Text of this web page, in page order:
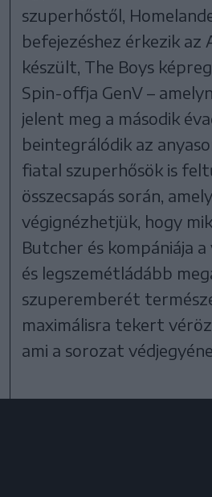
szuperhőstől,
befejezéshez érkezik az
készült, The Boys
Spin-offja GenV –
jelent meg a második
beintegrálódik az
fiatal szuperhősök is
összecsapás során,
végignézhetjük, hogy
Butcher és kompániája
és legszemétládább
szuperemberét
maximálisra tekert
ami a sorozat